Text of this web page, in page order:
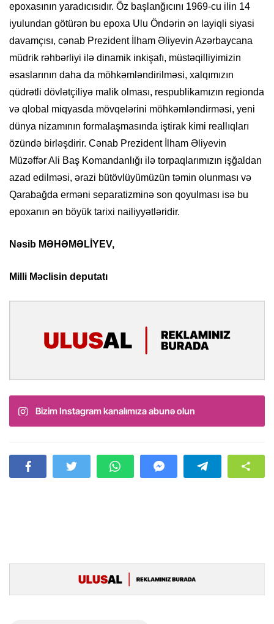
epoxasının yaradıcısıdır. Öz başlanğıcını 1969-cu ilin 14
iyulundan götürən bu epoxa Ulu Öndərin ən layiqli siyasi
davamçısı, cənab Prezident İlham Əliyevin Azərbaycana
müdrik rəhbərliyi ilə dinamik inkişafı, müstəqilliyimizin
əsaslarının daha da möhkəmləndirilməsi, xalqımızın
qüdrətli dövlətçiliyə malik olması, respublikamızın regionda
və qlobal miqyasda mövqelərini möhkəmləndirməsi, yeni
dünya nizamının formalaşmasında iştirak kimi reallıqları
özündə birləşdirir. Cənab Prezident İlham Əliyevin
Müzəffər Ali Baş Komandanlığı ilə torpaqlarımızın işğaldan
azad edilməsi, ərazi bütövlüyümüzün təmin olunması və
Qarabağda erməni separatizminə son qoyulması isə bu
epoxanın ən böyük tarixi nailiyyətləridir.
Nəsib MƏHƏMƏLİYEV,
Milli Məclisin deputatı
Bizim Instagram kanalımıza abunə olun